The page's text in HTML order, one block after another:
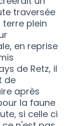
traversée
plein
en reprise
de Retz, il
de
après
la faune
si celle ci